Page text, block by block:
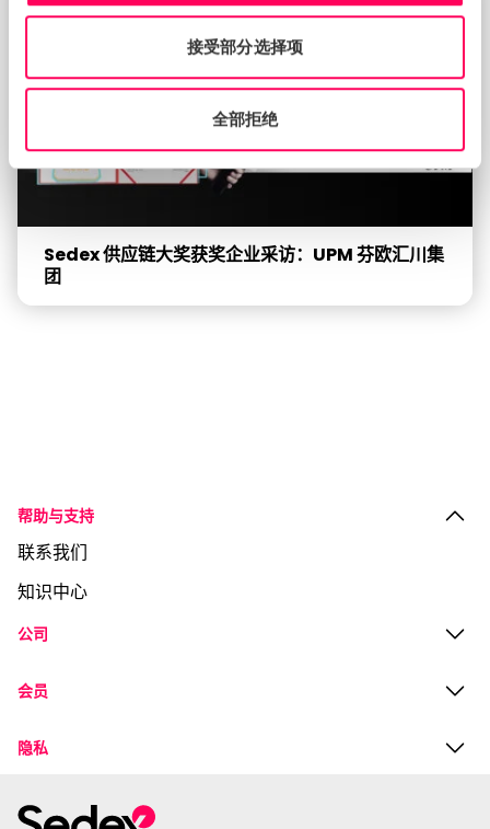
接受部分选择项
全部拒绝
新闻资讯
Sedex 供应链大奖获奖企业采访：UPM 芬欧汇川集
团
帮助与支持
联系我们
知识中心
公司
会员
隐私